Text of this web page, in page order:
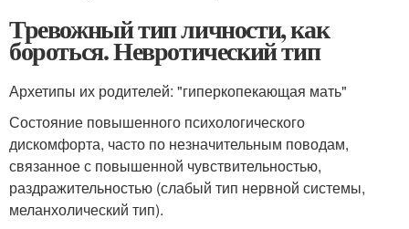
Тревожный тип личности, как
бороться. Невротический тип
Архетипы их родителей: "гиперкопекающая мать"
Состояние повышенного психологического
дискомфорта, часто по незначительным поводам,
связанное с повышенной чувствительностью,
раздражительностью (слабый тип нервной системы,
меланхолический тип).